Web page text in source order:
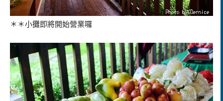
＊＊小攤即將開始營業囉